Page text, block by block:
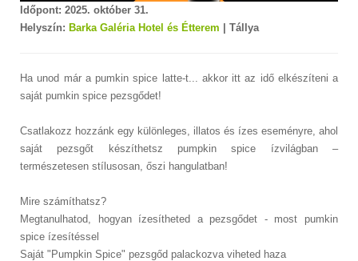
Időpont: 2025. október 31.
Helyszín: Barka Galéria Hotel és Étterem | Tállya
Ha unod már a pumkin spice latte-t... akkor itt az idő elkészíteni a
saját pumkin spice pezsgődet!
Csatlakozz hozzánk egy különleges, illatos és ízes eseményre, ahol
saját pezsgőt készíthetsz pumpkin spice ízvilágban –
természetesen stílusosan, őszi hangulatban!
Mire számíthatsz?
Megtanulhatod, hogyan ízesítheted a pezsgődet - most pumkin
spice ízesítéssel
Saját "Pumpkin Spice" pezsgőd palackozva viheted haza